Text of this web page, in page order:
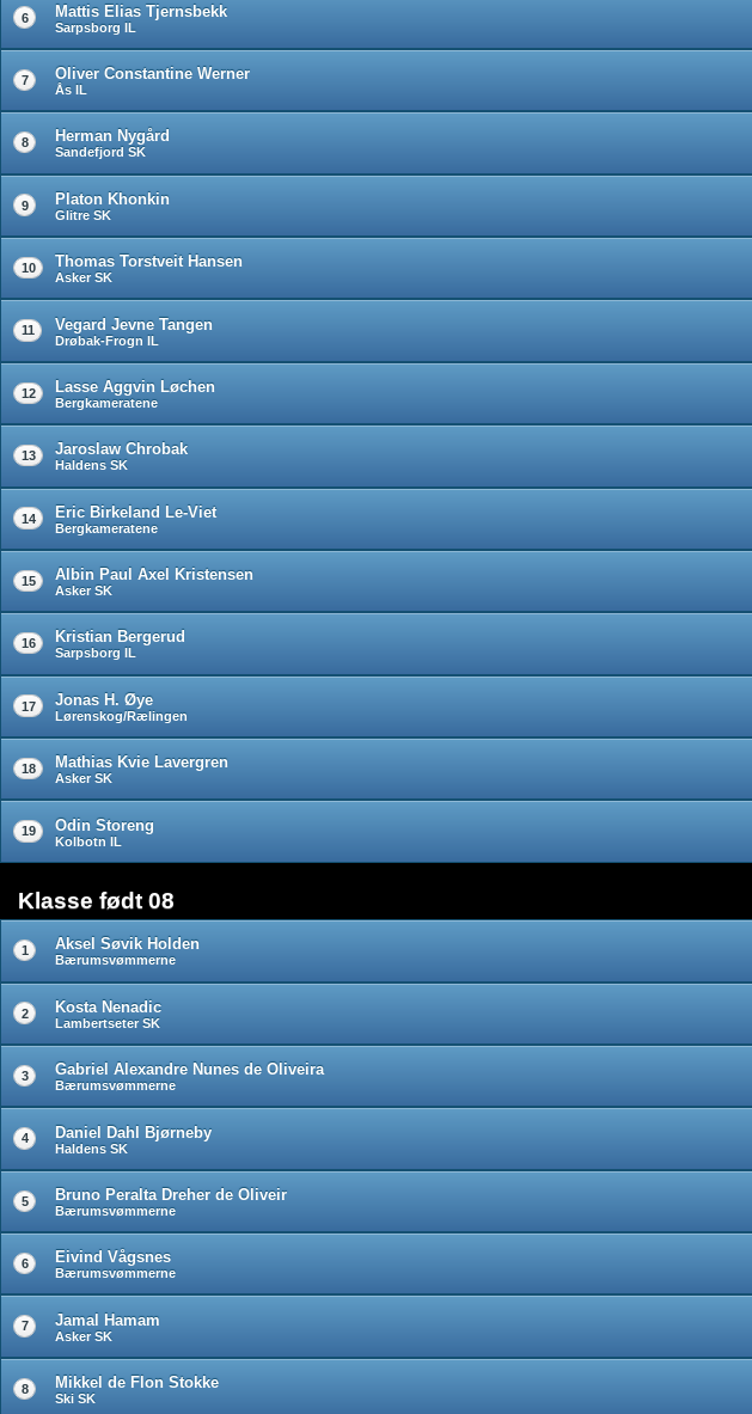
6 Mattis Elias Tjernsbekk
Sarpsborg IL
7 Oliver Constantine Werner
Ås IL
8 Herman Nygård
Sandefjord SK
9 Platon Khonkin
Glitre SK
10 Thomas Torstveit Hansen
Asker SK
11 Vegard Jevne Tangen
Drøbak-Frogn IL
12 Lasse Aggvin Løchen
Bergkameratene
13 Jaroslaw Chrobak
Haldens SK
14 Eric Birkeland Le-Viet
Bergkameratene
15 Albin Paul Axel Kristensen
Asker SK
16 Kristian Bergerud
Sarpsborg IL
17 Jonas H. Øye
Lørenskog/Rælingen
18 Mathias Kvie Lavergren
Asker SK
19 Odin Storeng
Kolbotn IL
Klasse født 08
1 Aksel Søvik Holden
Bærumsvømmerne
2 Kosta Nenadic
Lambertseter SK
3 Gabriel Alexandre Nunes de Oliveira
Bærumsvømmerne
4 Daniel Dahl Bjørneby
Haldens SK
5 Bruno Peralta Dreher de Oliveir
Bærumsvømmerne
6 Eivind Vågsnes
Bærumsvømmerne
7 Jamal Hamam
Asker SK
8 Mikkel de Flon Stokke
Ski SK